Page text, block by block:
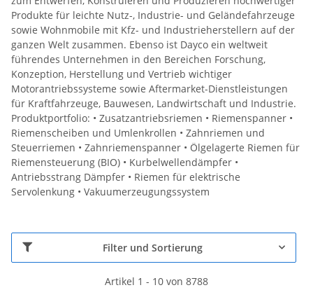
Produkte für leichte Nutz-, Industrie- und Geländefahrzeuge
sowie Wohnmobile mit Kfz- und Industrieherstellern auf der
ganzen Welt zusammen. Ebenso ist Dayco ein weltweit
führendes Unternehmen in den Bereichen Forschung,
Konzeption, Herstellung und Vertrieb wichtiger
Motorantriebssysteme sowie Aftermarket-Dienstleistungen
für Kraftfahrzeuge, Bauwesen, Landwirtschaft und Industrie.
Produktportfolio: • Zusatzantriebsriemen • Riemenspanner •
Riemenscheiben und Umlenkrollen • Zahnriemen und
Steuerriemen • Zahnriemenspanner • Ölgelagerte Riemen für
Riemensteuerung (BIO) • Kurbelwellendämpfer •
Antriebsstrang Dämpfer • Riemen für elektrische
Servolenkung • Vakuumerzeugungssystem
Filter und Sortierung
Artikel 1 - 10 von 8788